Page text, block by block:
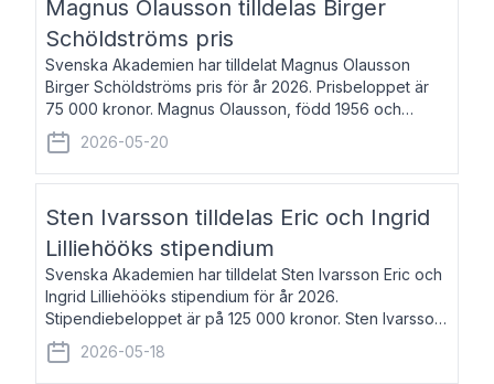
Magnus Olausson tilldelas Birger
Schöldströms pris
Svenska Akademien har tilldelat Magnus Olausson
Birger Schöldströms pris för år 2026. Prisbeloppet är
75 000 kronor. Magnus Olausson, född 1956 och
bosatt i Stockholm, är konstvetare, museiman och
hovman. Han disputerade 1993 vid Uppsala un
2026-05-20
Sten Ivarsson tilldelas Eric och Ingrid
Lilliehööks stipendium
Svenska Akademien har tilldelat Sten Ivarsson Eric och
Ingrid Lilliehööks stipendium för år 2026.
Stipendiebeloppet är på 125 000 kronor. Sten Ivarsson,
född 1979, är mediateksamordnare vid
Söderslättsgymnasiet i Trelleborg. Här har han på
2026-05-18